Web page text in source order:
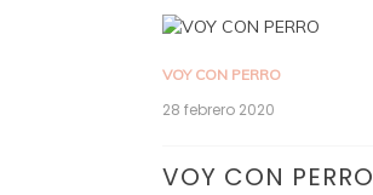
VOY CON PERRO
28 febrero 2020
VOY CON PERRO